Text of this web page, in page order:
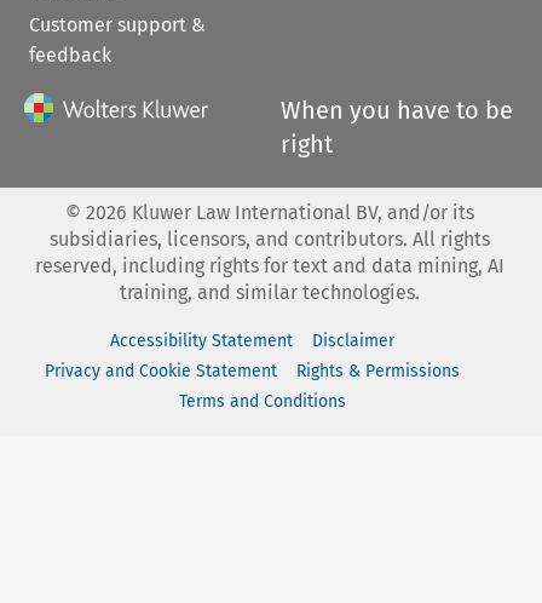
Customer support &
feedback
When you have to be
right
© 2026 Kluwer Law International BV, and/or its
subsidiaries, licensors, and contributors. All rights
reserved, including rights for text and data mining, AI
training, and similar technologies.
Accessibility Statement
Disclaimer
Privacy and Cookie Statement
Rights & Permissions
Terms and Conditions